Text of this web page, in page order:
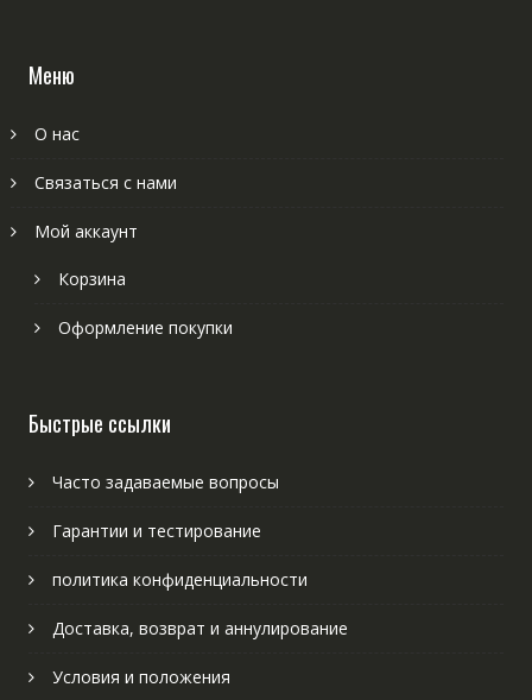
Меню
О нас
Связаться с нами
Мой аккаунт
Корзина
Оформление покупки
Быстрые ссылки
Часто задаваемые вопросы
Гарантии и тестирование
политика конфиденциальности
Доставка, возврат и аннулирование
Условия и положения